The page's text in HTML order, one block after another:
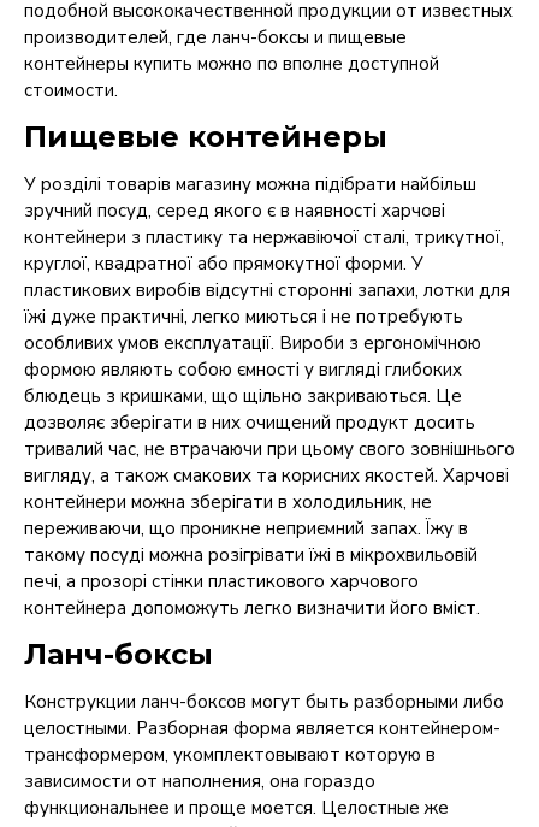
подобной высококачественной продукции от известных
производителей, где ланч-боксы и пищевые
контейнеры купить можно по вполне доступной
стоимости.
Пищевые контейнеры
У розділі товарів магазину можна підібрати найбільш
зручний посуд, серед якого є в наявності харчові
контейнери з пластику та нержавіючої сталі, трикутної,
круглої, квадратної або прямокутної форми. У
пластикових виробів відсутні сторонні запахи, лотки для
їжі дуже практичні, легко миються і не потребують
особливих умов експлуатації. Вироби з ергономічною
формою являють собою ємності у вигляді глибоких
блюдець з кришками, що щільно закриваються. Це
дозволяє зберігати в них очищений продукт досить
тривалий час, не втрачаючи при цьому свого зовнішнього
вигляду, а також смакових та корисних якостей. Харчові
контейнери можна зберігати в холодильник, не
переживаючи, що проникне неприємний запах. Їжу в
такому посуді можна розігрівати їжі в мікрохвильовій
печі, а прозорі стінки пластикового харчового
контейнера допоможуть легко визначити його вміст.
Ланч-боксы
Конструкции ланч-боксов могут быть разборными либо
целостными. Разборная форма является контейнером-
трансформером, укомплектовывают которую в
зависимости от наполнения, она гораздо
функциональнее и проще моется. Целостные же